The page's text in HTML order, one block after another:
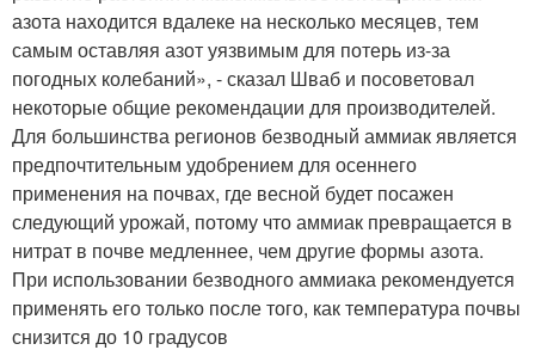
азота находится вдалеке на несколько месяцев, тем
самым оставляя азот уязвимым для потерь из-за
погодных колебаний», - сказал Шваб и посоветовал
некоторые общие рекомендации для производителей.
Для большинства регионов безводный аммиак является
предпочтительным удобрением для осеннего
применения на почвах, где весной будет посажен
следующий урожай, потому что аммиак превращается в
нитрат в почве медленнее, чем другие формы азота.
При использовании безводного аммиака рекомендуется
применять его только после того, как температура почвы
снизится до 10 градусов